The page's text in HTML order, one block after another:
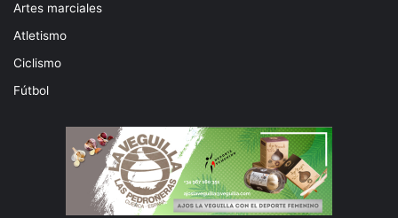
Artes marciales
Atletismo
Ciclismo
Fútbol